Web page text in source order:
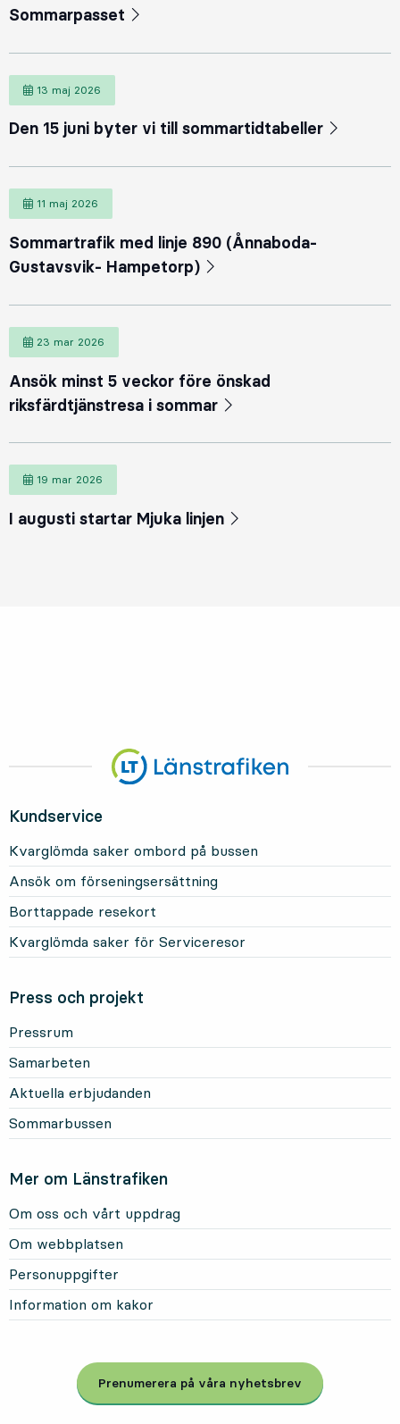
Sommarpasset
13 maj 2026
Den 15 juni byter vi till sommartidtabeller
11 maj 2026
Sommartrafik med linje 890 (Ånnaboda-
Gustavsvik- Hampetorp)
23 mar 2026
Ansök minst 5 veckor före önskad
riksfärdtjänstresa i sommar
19 mar 2026
I augusti startar Mjuka linjen
Kundservice
Kvarglömda saker ombord på bussen
Ansök om förseningsersättning
Borttappade resekort
Kvarglömda saker för Serviceresor
Press och projekt
Pressrum
Samarbeten
Aktuella erbjudanden
Sommarbussen
Mer om Länstrafiken
Om oss och vårt uppdrag
Om webbplatsen
Personuppgifter
Information om kakor
Prenumerera på våra nyhetsbrev
, Öppnas i modal